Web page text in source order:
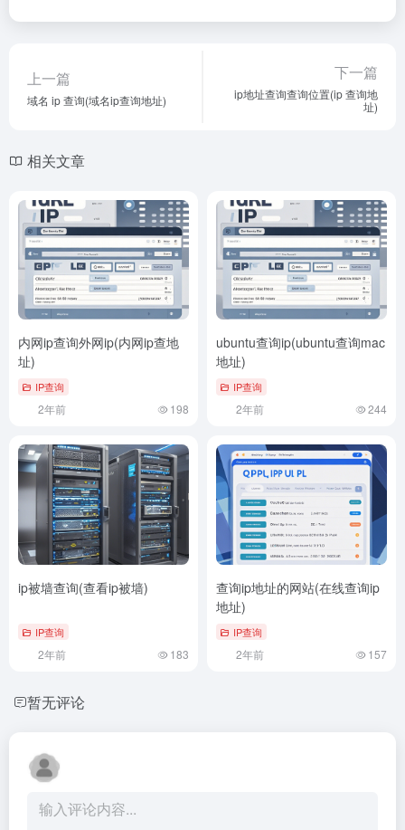
上一篇
域名 ip 查询(域名ip查询地址)
下一篇
ip地址查询查询位置(ip 查询地
址)
相关文章
内网ip查询外网ip(内网ip查地
址)
IP查询
2年前 198
ubuntu查询ip(ubuntu查询mac
地址)
IP查询
2年前 244
ip被墙查询(查看ip被墙)
IP查询
2年前 183
查询ip地址的网站(在线查询ip
地址)
IP查询
2年前 157
暂无评论